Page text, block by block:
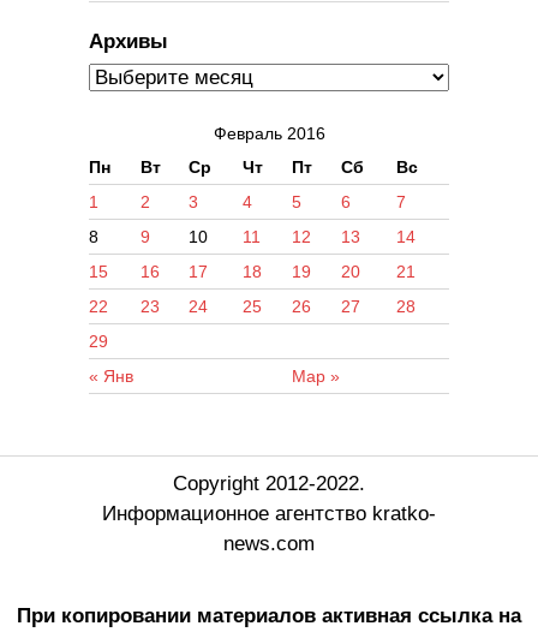
Архивы
Февраль 2016
Пн
Вт Ср Чт Пт Сб Вс
« Янв Мар »
1 2 3 4 5 6
7
8
9 10 11 12 13
14
15
16 17 18 19 20
21
22
23 24 25 26 27
28
29
Copyright 2012-2022.
Информационное агентство kratko-
news.com
При копировании материалов активная ссылка на